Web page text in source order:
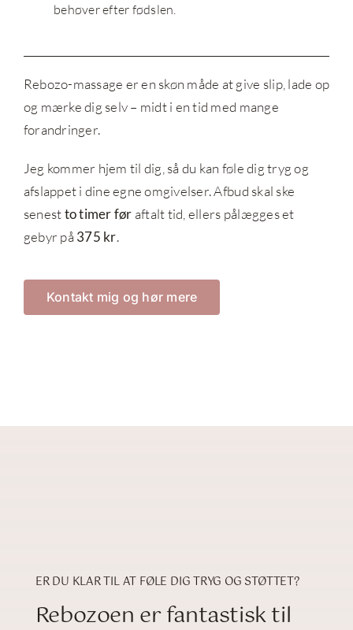
behøver efter fødslen.
Rebozo-massage er en skøn måde at give slip, lade op
og mærke dig selv – midt i en tid med mange
forandringer.
Jeg kommer hjem til dig, så du kan føle dig tryg og
afslappet i dine egne omgivelser. Afbud skal ske
senestto timer før aftalt tid, ellers pålægges et
gebyr på 375 kr.
Kontakt mig og hør mere
ER DU KLAR TIL AT FØLE DIG TRYG OG STØTTET?
Rebozoen er fantastisk til